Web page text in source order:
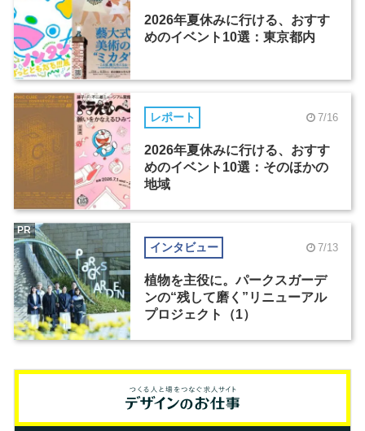
2026年夏休みに行ける、おすす
めのイベント10選：東京都内
レポート 7/16
2026年夏休みに行ける、おすす
めのイベント10選：そのほかの
地域
インタビュー 7/13
植物を主役に。パークスガーデ
ンの“残して磨く”リニューアル
プロジェクト（1）
PR